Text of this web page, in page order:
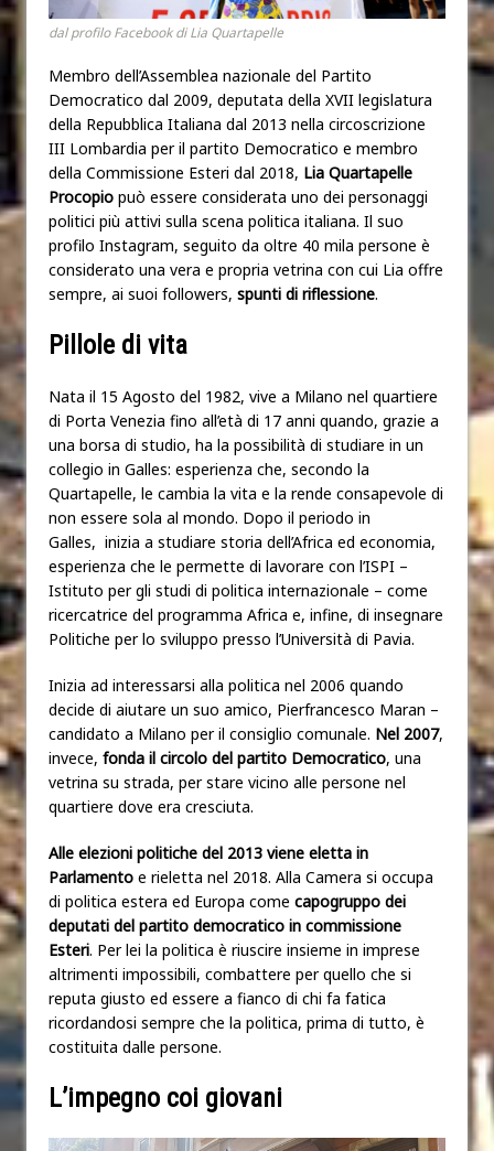
dal profilo Facebook di Lia Quartapelle
Membro dell’Assemblea nazionale del Partito
Democratico dal 2009, deputata della XVII legislatura
della Repubblica Italiana dal 2013 nella circoscrizione
III Lombardia per il partito Democratico e membro
della Commissione Esteri dal 2018, Lia Quartapelle
Procopio può essere considerata uno dei personaggi
politici più attivi sulla scena politica italiana. Il suo
profilo Instagram, seguito da oltre 40 mila persone è
considerato una vera e propria vetrina con cui Lia offre
sempre, ai suoi followers, spunti di riflessione.
Pillole di vita
Nata il 15 Agosto del 1982, vive a Milano nel quartiere
di Porta Venezia fino all’età di 17 anni quando, grazie a
una borsa di studio, ha la possibilità di studiare in un
collegio in Galles: esperienza che, secondo la
Quartapelle, le cambia la vita e la rende consapevole di
non essere sola al mondo. Dopo il periodo in
Galles, inizia a studiare storia dell’Africa ed economia,
esperienza che le permette di lavorare con l’ISPI –
Istituto per gli studi di politica internazionale – come
ricercatrice del programma Africa e, infine, di insegnare
Politiche per lo sviluppo presso l’Università di Pavia.
Inizia ad interessarsi alla politica nel 2006 quando
decide di aiutare un suo amico, Pierfrancesco Maran –
candidato a Milano per il consiglio comunale. Nel 2007,
invece, fonda il circolo del partito Democratico, una
vetrina su strada, per stare vicino alle persone nel
quartiere dove era cresciuta.
Alle elezioni politiche del 2013 viene eletta in
Parlamento e rieletta nel 2018. Alla Camera si occupa
di politica estera ed Europa come capogruppo dei
deputati del partito democratico in commissione
Esteri. Per lei la politica è riuscire insieme in imprese
altrimenti impossibili, combattere per quello che si
reputa giusto ed essere a fianco di chi fa fatica
ricordandosi sempre che la politica, prima di tutto, è
costituita dalle persone.
L’impegno coi giovani